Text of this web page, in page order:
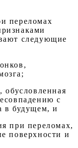
переломах
следующие
обусловленная
с
в будущем, и
при переломах,
поверхности и